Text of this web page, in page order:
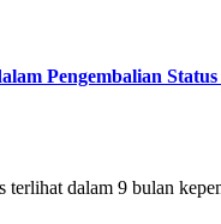
Pengembalian
terlihat dalam 9 bulan